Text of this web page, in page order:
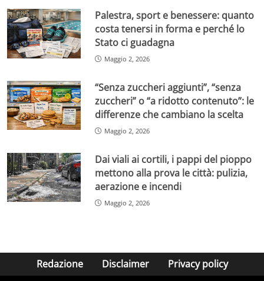
Palestra, sport e benessere: quanto
costa tenersi in forma e perché lo
Stato ci guadagna
Maggio 2, 2026
“Senza zuccheri aggiunti”, “senza
zuccheri” o “a ridotto contenuto”: le
differenze che cambiano la scelta
Maggio 2, 2026
Dai viali ai cortili, i pappi del pioppo
mettono alla prova le città: pulizia,
aerazione e incendi
Maggio 2, 2026
Redazione Disclaimer Privacy policy